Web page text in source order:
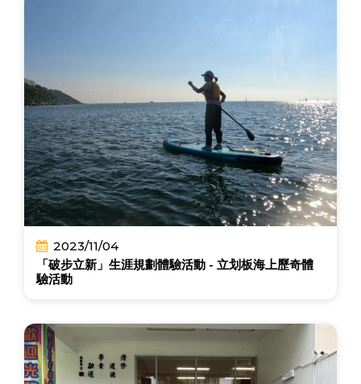
2023/11/04
「破步立新」生涯規劃體驗活動 - 立划板海上歷奇體
驗活動